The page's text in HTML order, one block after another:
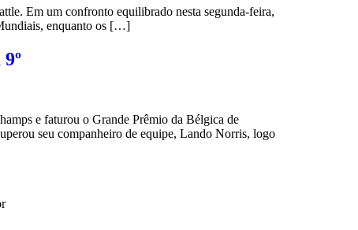
Em um confronto equilibrado nesta segunda-feira,
enquanto os […]
e faturou o Grande Prêmio da Bélgica de
seu companheiro de equipe, Lando Norris, logo